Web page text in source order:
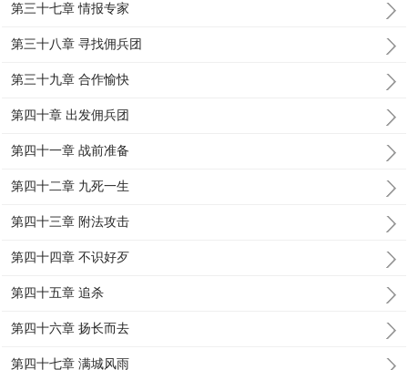
第三十七章 情报专家
第三十八章 寻找佣兵团
第三十九章 合作愉快
第四十章 出发佣兵团
第四十一章 战前准备
第四十二章 九死一生
第四十三章 附法攻击
第四十四章 不识好歹
第四十五章 追杀
第四十六章 扬长而去
第四十七章 满城风雨